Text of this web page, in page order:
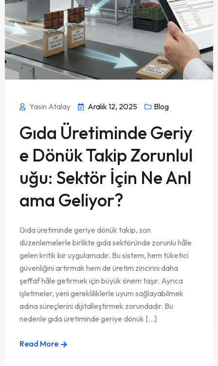
Yasin Atalay Aralık 12, 2025 Blog
Gıda Üretiminde Geriy
e Dönük Takip Zorunlul
uğu: Sektör İçin Ne Anl
ama Geliyor?
Gıda üretiminde geriye dönük takip, son
düzenlemelerle birlikte gıda sektöründe zorunlu hâle
gelen kritik bir uygulamadır. Bu sistem, hem tüketici
güvenliğini artırmak hem de üretim zincirini daha
şeffaf hâle getirmek için büyük önem taşır. Ayrıca
işletmeler, yeni gerekliliklerle uyum sağlayabilmek
adına süreçlerini dijitalleştirmek zorundadır. Bu
nedenle gıda üretiminde geriye dönük [...]
Read More